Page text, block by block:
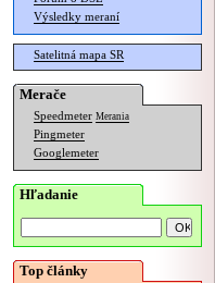
Výsledky meraní
Satelitná mapa SR
Merače
Speedmeter Merania
Pingmeter
Googlemeter
Hľadanie
Top články